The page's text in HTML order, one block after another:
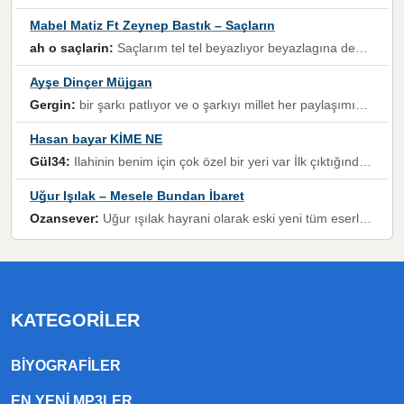
Mabel Matiz Ft Zeynep Bastık – Saçların
ah o saçlarin: Saçlarım tel tel beyazlıyor beyazlagına degil yanımda sen yoksun ona üzülüyorum günler bir bir geçiyor geçen günlere değil sensiz geçen günlere darılıyorum,Dinledikce asla kavusamayacagim ama asla unutamicagim sevdiğim adam için yanar içim
Ayşe Dinçer Müjgan
Gergin: bir şarkı patlıyor ve o şarkıyı millet her paylaşımın altına koyuyor ve öyle bir durum hal alıyor ki şarkıyı dinlemeden şarkıdan bikıyorsun Ama bu enteresan bir şekilde dillere dolanıyor millet olarak seviyoruz dertlerle boğuşurken bir yandan da göbek atmayi))) diyeceklerim bu kadar güzel hoş bir sayfa emeğinize sağlık arkadaşlar kolay gelsin
Hasan bayar KİME NE
Gül34: Ilahinin benim için çok özel bir yeri var İlk çıktığında komşum ne kadar yüksek sesle dinliyorsa orada duymuştum ve YouTube'dan aratıp Bu ilahiyi bulmuştum ve sonra müdavimi oldum günlük Ben de 3-5 kere dinleyip ezberleyip artık ilahiye bende eşlik ediyorum yüksek sesle Allah razı olsun hizmet nimettir Rabbim sizin zahmetlerinize de hayırlı nimetler versin Selam ve dua ile Allah'a emanet olun
Uğur Işılak – Mesele Bundan İbaret
Ozansever: Uğur ışılak hayrani olarak eski yeni tüm eserlerini keyifle huzurla dinleyenlerden birisiyim, emeğine saygı duyan gönül veren bunu en güzel şekilde sevenlerine ulaştıran siz değerli sayfa yöneticilerine de teşekkür ederim
KATEGORILER
BIYOGRAFILER
EN YENI MP3LER